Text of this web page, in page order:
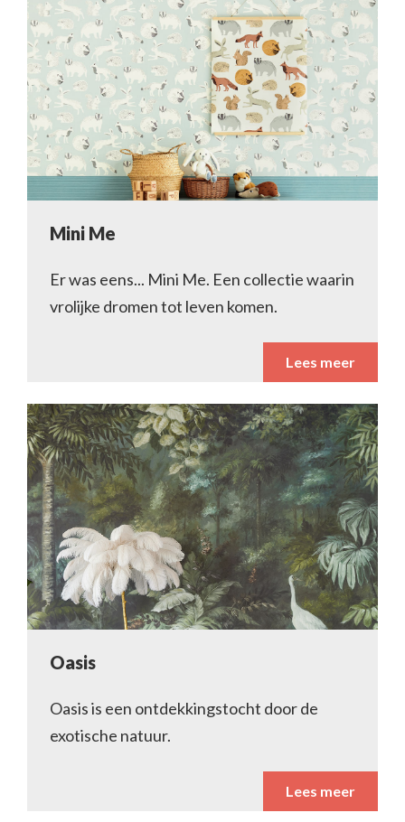
Mini Me
Er was eens... Mini Me. Een collectie waarin
vrolijke dromen tot leven komen.
Lees meer
Oasis
Oasis is een ontdekkingstocht door de
exotische natuur.
Lees meer